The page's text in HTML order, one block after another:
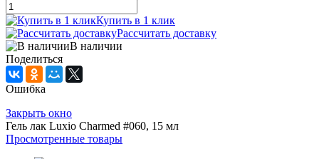
Купить в 1 клик
Рассчитать доставку
В наличии
Поделиться
Ошибка
Закрыть окно
Гель лак Luxio Charmed #060, 15 мл
Просмотренные товары